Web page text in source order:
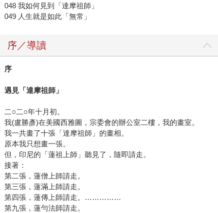
048 我如何見到「達摩祖師」
049 人生就是如此「無常」
序／導讀
序
遇見「達摩祖師」
二○二○年十月初。
我(盧勝彥)在美國西雅圖，宗委會的辦公室二樓，我的畫室。
我一共畫了十張「達摩祖師」的畫相。
原本我只想畫一張。
但，印尼的「蓮祖上師」聽見了，隨即請走。
接著：
第二張，蓮僧上師請走。
第三張，蓮滿上師請走。
第四張，蓮傳上師請走。……………
第九張，蓮勻法師請走。